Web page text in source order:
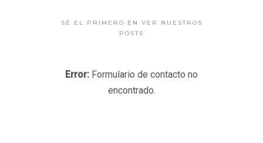
SÉ EL PRIMERO EN VER NUESTROS
POSTS
Error: Formulario de contacto no
encontrado.